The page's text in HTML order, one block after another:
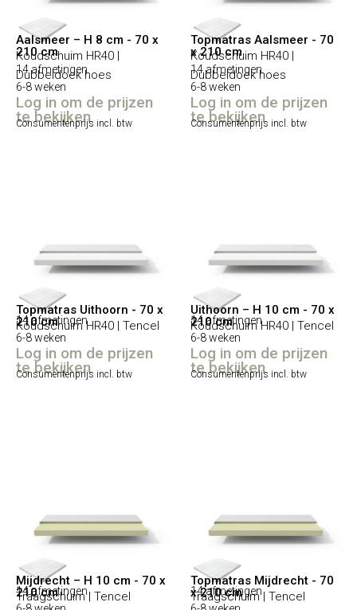
Aalsmeer – H 8 cm - 70 x
210 cm
Koudschuim HR40 |
Dubbeldoek hoes
14 afmetingen
6-8 weken
Log in om de prijzen
te bekijken
Consumentenprijs incl. btw
Topmatras Aalsmeer - 70
x 210 cm
Koudschuim HR40 |
Dubbeldoek hoes
14 afmetingen
6-8 weken
Log in om de prijzen
te bekijken
Consumentenprijs incl. btw
Topmatras Uithoorn - 70 x
210 cm
Koudschuim HR40 | Tencel
14 afmetingen
6-8 weken
Log in om de prijzen
te bekijken
Consumentenprijs incl. btw
Uithoorn – H 10 cm - 70 x
210 cm
Koudschuim HR40 | Tencel
14 afmetingen
6-8 weken
Log in om de prijzen
te bekijken
Consumentenprijs incl. btw
Mijdrecht – H 10 cm - 70 x
210 cm
Traagschuim | Tencel
14 afmetingen
Topmatras Mijdrecht - 70
x 210 cm
Traagschuim | Tencel
14 afmetingen